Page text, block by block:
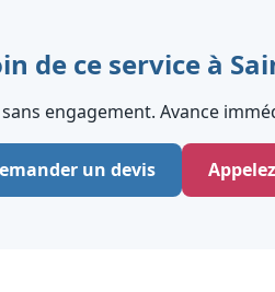
de ce service à
engagement. Avance
un devis